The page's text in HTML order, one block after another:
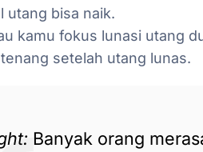
utang bisa naik.
kamu fokus lunasi utang
setelah utang lunas.
Banyak orang